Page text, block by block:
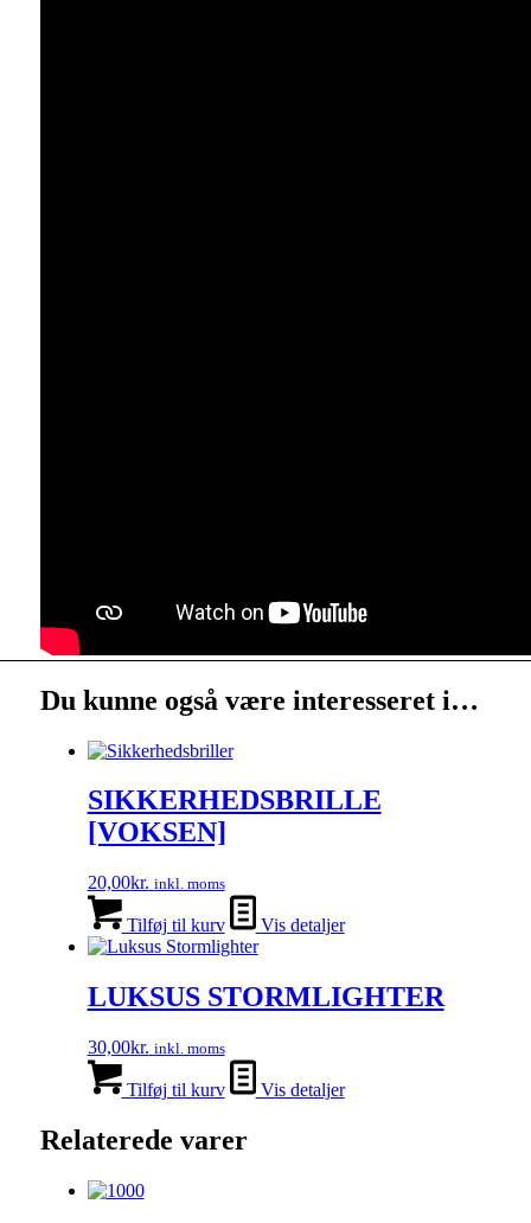
Du kunne også være interesseret i…
SIKKERHEDSBRILLE
[VOKSEN]
20,00kr. inkl. moms
Tilføj til kurv Vis detaljer
LUKSUS STORMLIGHTER
30,00kr. inkl. moms
Tilføj til kurv Vis detaljer
Relaterede varer